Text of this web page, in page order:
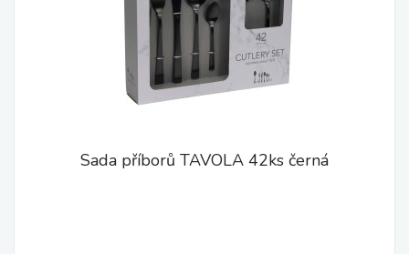
Sada příborů TAVOLA 42ks černá